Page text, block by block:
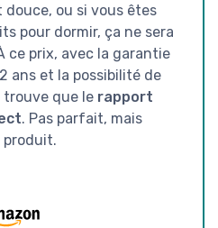
douce, ou si vous êtes
pour dormir, ça ne sera
ce prix, avec la garantie
ans et la possibilité de
trouve que le rapport
. Pas parfait, mais
produit.